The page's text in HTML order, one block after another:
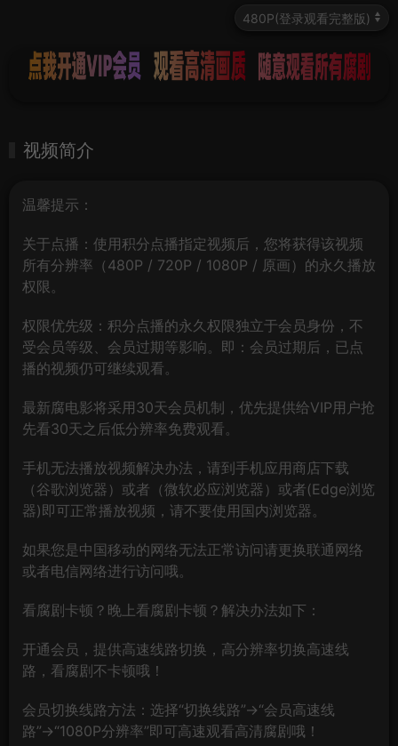
视频简介
温馨提示：
关于点播：使用积分点播指定视频后，您将获得该视频
所有分辨率（480P / 720P / 1080P / 原画）的永久播放
权限。
权限优先级：积分点播的永久权限独立于会员身份，不
受会员等级、会员过期等影响。即：会员过期后，已点
播的视频仍可继续观看。
最新腐电影将采用30天会员机制，优先提供给VIP用户抢
先看30天之后低分辨率免费观看。
手机无法播放视频解决办法，请到手机应用商店下载
（谷歌浏览器）或者（微软必应浏览器）或者(Edge浏览
器)即可正常播放视频，请不要使用国内浏览器。
如果您是中国移动的网络无法正常访问请更换联通网络
或者电信网络进行访问哦。
看腐剧卡顿？晚上看腐剧卡顿？解决办法如下：
开通会员，提供高速线路切换，高分辨率切换高速线
路，看腐剧不卡顿哦！
会员切换线路方法：选择“切换线路”→“会员高速线
路”→“1080P分辨率”即可高速观看高清腐剧哦！